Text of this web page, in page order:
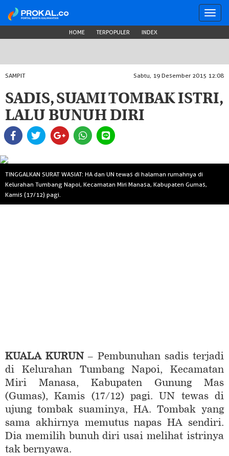
HOME TERPOPULER INDEX
SAMPIT Sabtu, 19 Desember 2015 12:08
SADIS, SUAMI TOMBAK ISTRI,
LALU BUNUH DIRI
TINGGALKAN SURAT WASIAT: HA dan UN tewas di halaman rumahnya di
Kelurahan Tumbang Napoi, Kecamatan Miri Manasa, Kabupaten Gumas,
Kamis (17/12) pagi.
KUALA KURUN – Pembunuhan sadis terjadi
di Kelurahan Tumbang Napoi, Kecamatan
Miri Manasa, Kabupaten Gunung Mas
(Gumas), Kamis (17/12) pagi. UN tewas di
ujung tombak suaminya, HA. Tombak yang
sama akhirnya memutus napas HA sendiri.
Dia memilih bunuh diri usai melihat istrinya
tak bernyawa.